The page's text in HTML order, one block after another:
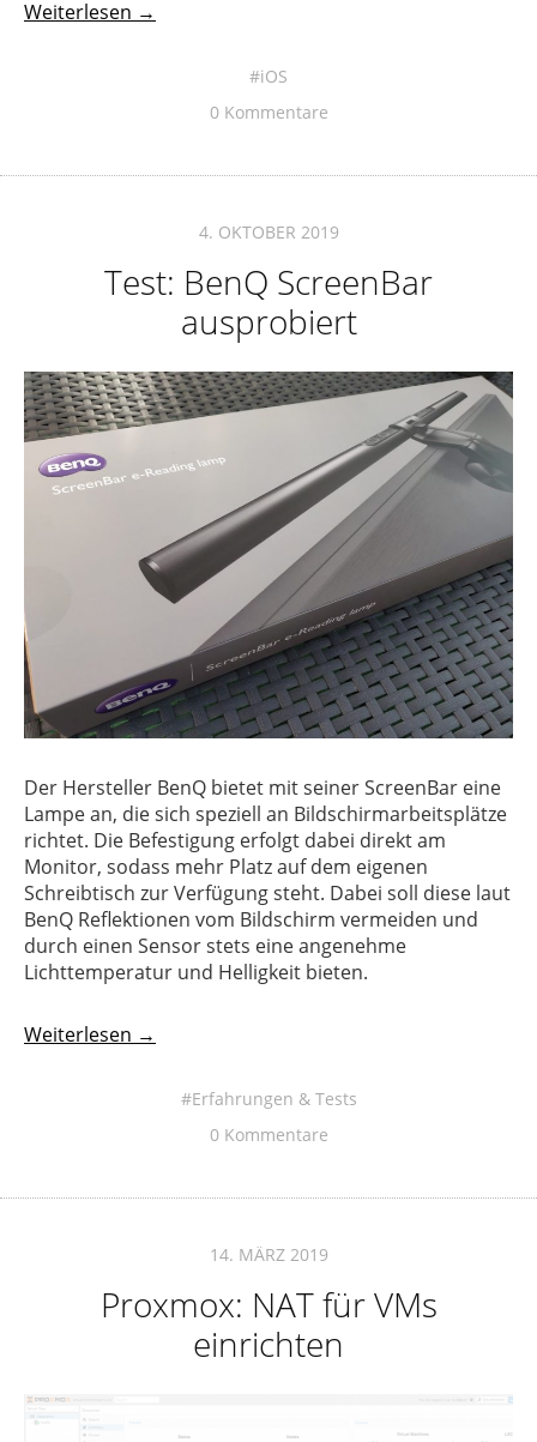
Weiterlesen →
iOS
0 Kommentare
4. OKTOBER 2019
Test: BenQ ScreenBar
ausprobiert
Der Hersteller BenQ bietet mit seiner ScreenBar eine
Lampe an, die sich speziell an Bildschirmarbeitsplätze
richtet. Die Befestigung erfolgt dabei direkt am
Monitor, sodass mehr Platz auf dem eigenen
Schreibtisch zur Verfügung steht. Dabei soll diese laut
BenQ Reflektionen vom Bildschirm vermeiden und
durch einen Sensor stets eine angenehme
Lichttemperatur und Helligkeit bieten.
Weiterlesen →
Erfahrungen & Tests
0 Kommentare
14. MÄRZ 2019
Proxmox: NAT für VMs
einrichten